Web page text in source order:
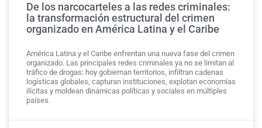
De los narcocarteles a las redes criminales:
la transformación estructural del crimen
organizado en América Latina y el Caribe
América Latina y el Caribe enfrentan una nueva fase del crimen
organizado. Las principales redes criminales ya no se limitan al
tráfico de drogas: hoy gobiernan territorios, infiltran cadenas
logísticas globales, capturan instituciones, explotan economías
ilícitas y moldean dinámicas políticas y sociales en múltiples
países.